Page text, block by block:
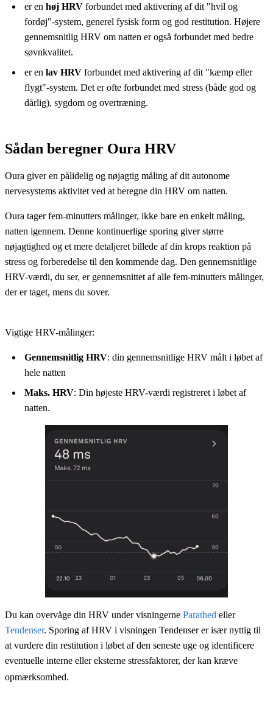
er en høj HRV forbundet med aktivering af dit "hvil og
fordøj"-system, generel fysisk form og god restitution. Højere
gennemsnitlig HRV om natten er også forbundet med bedre
søvnkvalitet.
er en lav HRV forbundet med aktivering af dit "kæmp eller
flygt"-system. Det er ofte forbundet med stress (både god og
dårlig), sygdom og overtræning.
Sådan beregner Oura HRV
Oura giver en pålidelig og nøjagtig måling af dit autonome
nervesystems aktivitet ved at beregne din HRV om natten.
Oura tager fem-minutters målinger, ikke bare en enkelt måling,
natten igennem. Denne kontinuerlige sporing giver større
nøjagtighed og et mere detaljeret billede af din krops reaktion på
stress og forberedelse til den kommende dag. Den gennemsnitlige
HRV-værdi, du ser, er gennemsnittet af alle fem-minutters målinger,
der er taget, mens du sover.
Vigtige HRV-målinger:
Gennemsnitlig HRV: din gennemsnitlige HRV målt i løbet af
hele natten
Maks. HRV: Din højeste HRV-værdi registreret i løbet af
natten.
Du kan overvåge din HRV under visningerne Parathed eller
Tendenser. Sporing af HRV i visningen Tendenser er især nyttig til
at vurdere din restitution i løbet af den seneste uge og identificere
eventuelle interne eller eksterne stressfaktorer, der kan kræve
opmærksomhed.